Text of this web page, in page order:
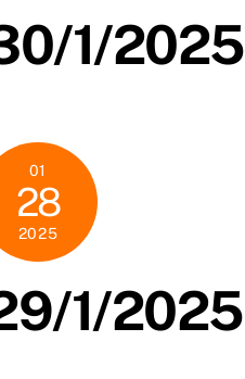
1/2025
01
28
2025
1/2025